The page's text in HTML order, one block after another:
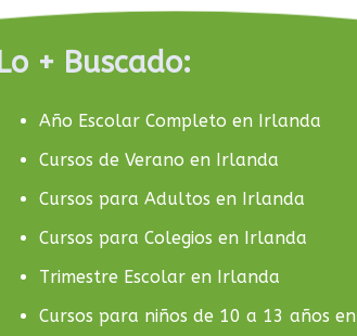
Lo + Buscado:
Año Escolar Completo en Irlanda
Cursos de Verano en Irlanda
Cursos para Adultos en Irlanda
Cursos para Colegios en Irlanda
Trimestre Escolar en Irlanda
Cursos para niños de 10 a 13 años en